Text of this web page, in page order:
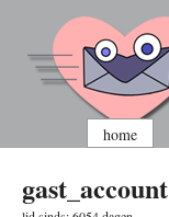
home
gast_account